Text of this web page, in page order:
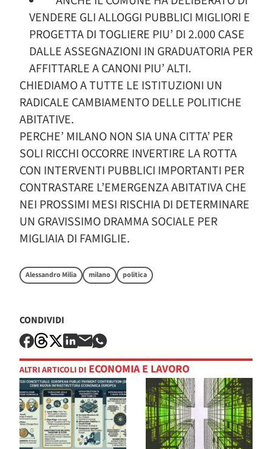
VENDERE GLI ALLOGGI PUBBLICI MIGLIORI E
PROGETTA DI TOGLIERE PIU’ DI 2.000 CASE
DALLE ASSEGNAZIONI IN GRADUATORIA PER
AFFITTARLE A CANONI PIU’ ALTI.
CHIEDIAMO A TUTTE LE ISTITUZIONI UN
RADICALE CAMBIAMENTO DELLE POLITICHE
ABITATIVE.
PERCHE’ MILANO NON SIA UNA CITTA’ PER
SOLI RICCHI OCCORRE INVERTIRE LA ROTTA
CON INTERVENTI PUBBLICI IMPORTANTI PER
CONTRASTARE L’EMERGENZA ABITATIVA CHE
NEI PROSSIMI MESI RISCHIA DI DETERMINARE
UN GRAVISSIMO DRAMMA SOCIALE PER
MIGLIAIA DI FAMIGLIE.
Alessandro Milia milano politica
CONDIVIDI
ALTRI ARTICOLI DI ECONOMIA E LAVORO